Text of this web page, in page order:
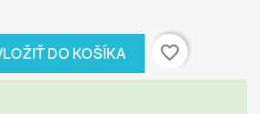
DO KOŠÍKA favorite_border